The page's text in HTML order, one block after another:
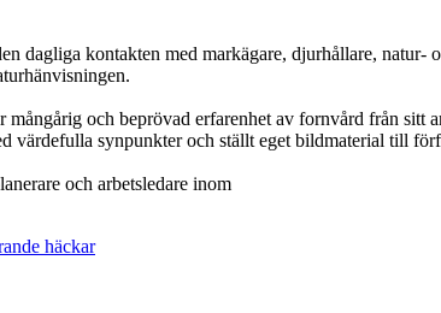
dagliga kontakten med markägare, djurhållare,
och beprövad erfarenhet av fornvård från
synpunkter och ställt eget bildmaterial till
och arbetsledare inom
häckar